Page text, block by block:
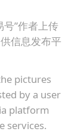
”作者上传
信息发布平
pictures
by a user
platform
services.